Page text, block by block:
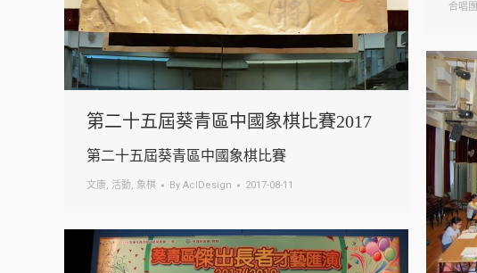
合唱團
第二十五屆葵青區中國象棋比賽2017
第二十五屆葵青區中國象棋比賽
文康, 活動, 象棋 By AclDesign 2017-08-11